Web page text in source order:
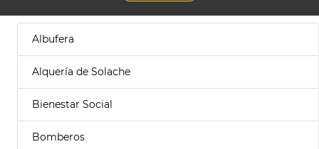
Albufera
Alquería de Solache
Bienestar Social
Bomberos